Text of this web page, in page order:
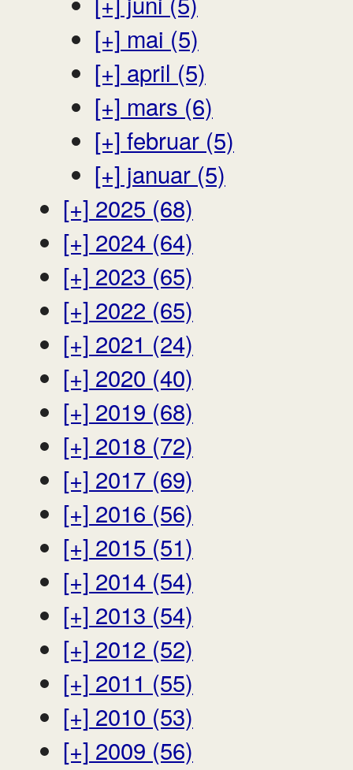
[+] mai (5)
[+] april (5)
[+] mars (6)
[+] februar (5)
[+] januar (5)
[+] 2025 (68)
[+] 2024 (64)
[+] 2023 (65)
[+] 2022 (65)
[+] 2021 (24)
[+] 2020 (40)
[+] 2019 (68)
[+] 2018 (72)
[+] 2017 (69)
[+] 2016 (56)
[+] 2015 (51)
[+] 2014 (54)
[+] 2013 (54)
[+] 2012 (52)
[+] 2011 (55)
[+] 2010 (53)
[+] 2009 (56)